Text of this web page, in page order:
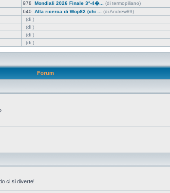
978 Mondiali 2026 Finale 3°-4�... (di termopiliano)
640 Alla ricerca di Wop82 (chi ... (di Andrew89)
(di )
(di )
(di )
(di )
Forum
ci si diverte!